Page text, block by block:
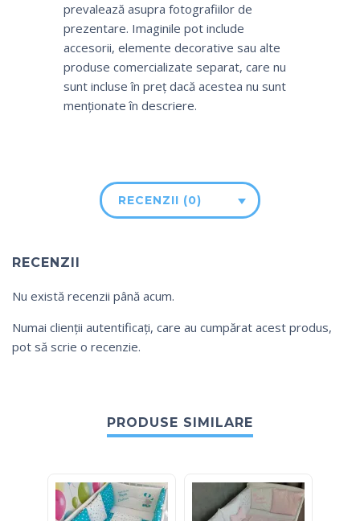
prevalează asupra fotografiilor de
prezentare. Imaginile pot include
accesorii, elemente decorative sau alte
produse comercializate separat, care nu
sunt incluse în preț dacă acestea nu sunt
menționate în descriere.
RECENZII (0)
RECENZII
Nu există recenzii până acum.
Numai clienții autentificați, care au cumpărat acest produs,
pot să scrie o recenzie.
PRODUSE SIMILARE